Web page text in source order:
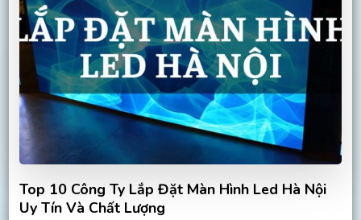
Top 10 Công Ty Lắp Đặt Màn Hình Led Hà Nội
Uy Tín Và Chất Lượng